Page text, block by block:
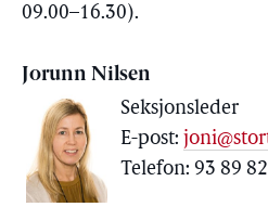
09.00–16.30).
Jorunn Nilsen
Seksjonsleder
E-post:
Telefon: 93 89